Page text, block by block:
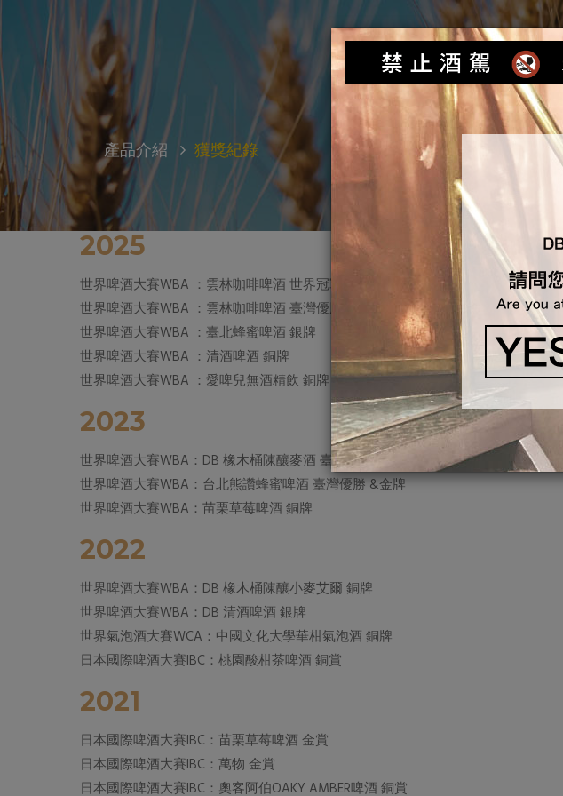
首頁 最新消息
產品介紹 獲獎紀錄
2025
世界啤酒大賽WBA ：雲林咖啡啤酒 世界冠軍
世界啤酒大賽WBA ：雲林咖啡啤酒 臺灣優勝 & 金牌
世界啤酒大賽WBA ：臺北蜂蜜啤酒 銀牌
世界啤酒大賽WBA ：清酒啤酒 銅牌
世界啤酒大賽WBA ：愛啤兒無酒精飲 銅牌
2023
世界啤酒大賽WBA：DB 橡木桶陳釀麥酒 臺灣優勝 &金牌
世界啤酒大賽WBA：台北熊讚蜂蜜啤酒 臺灣優勝 &金牌
世界啤酒大賽WBA：苗栗草莓啤酒 銅牌
2022
世界啤酒大賽WBA：DB 橡木桶陳釀小麥艾爾 銅牌
世界啤酒大賽WBA：DB 清酒啤酒 銀牌
世界氣泡酒大賽WCA：中國文化大學華柑氣泡酒 銅牌
日本國際啤酒大賽IBC：桃園酸柑茶啤酒 銅賞
2021
日本國際啤酒大賽IBC：苗栗草莓啤酒 金賞
日本國際啤酒大賽IBC：萬物 金賞
日本國際啤酒大賽IBC：奧客阿伯OAKY AMBER啤酒 銅賞